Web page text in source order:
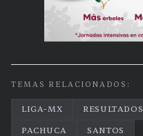
TEMAS RELACIONADOS:
LIGA-MX RESULTADOS
PACHUCA
SANTOS